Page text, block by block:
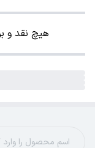
هیچ نقد و